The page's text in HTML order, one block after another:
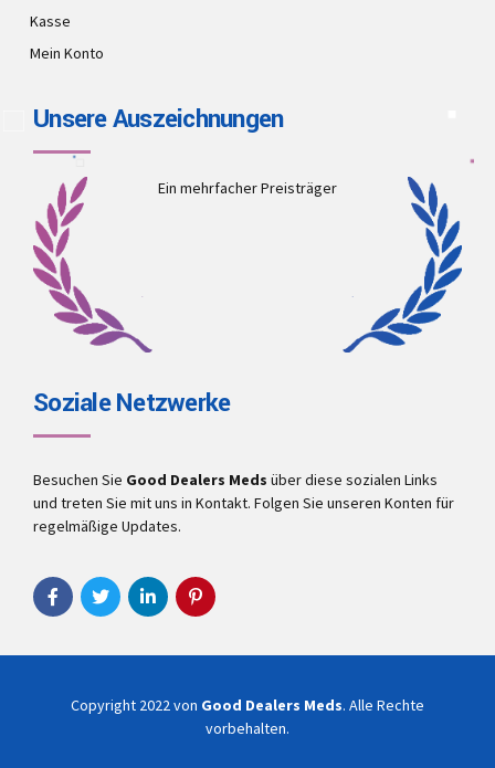
Kasse
Mein Konto
Unsere Auszeichnungen
Ein mehrfacher Preisträger
Soziale Netzwerke
Besuchen Sie Good Dealers Meds über diese sozialen Links
und treten Sie mit uns in Kontakt. Folgen Sie unseren Konten für
regelmäßige Updates.
Copyright 2022 von Good Dealers Meds. Alle Rechte
vorbehalten.